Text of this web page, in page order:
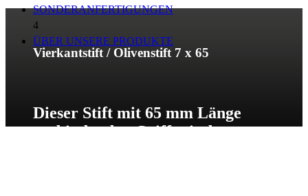
SONDERANFERTIGUNGEN
4
ÜBER UNSERE PRODUKTE
Vierkantstift / Olivenstift 7 x 65
Dieser Stift mit 65 mm Länge
verbindet den Griff mit dem